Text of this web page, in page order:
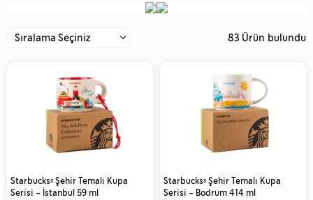
83 Ürün
Starbucks® Şehir Temalı Kupa
Serisi - İstanbul 59 ml
Starbucks® Şehir Temalı Kupa
Serisi - Bodrum 414 ml